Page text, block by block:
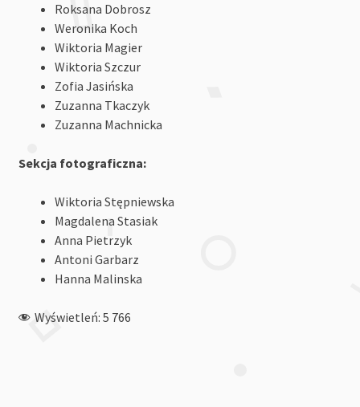
Roksana Dobrosz
Weronika Koch
Wiktoria Magier
Wiktoria Szczur
Zofia Jasińska
Zuzanna Tkaczyk
Zuzanna Machnicka
Sekcja fotograficzna:
Wiktoria Stępniewska
Magdalena Stasiak
Anna Pietrzyk
Antoni Garbarz
Hanna Malinska
Wyświetleń: 5 766